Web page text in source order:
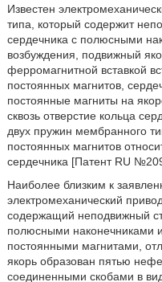
Известен
типа, который содержит
сердечника с полюсными
возбуждения, подвижный
ферромагнитной вставкой
постоянных магнитов,
постоянные магниты на
сквозь отверстие кольца
двух пружин мембранного
постоянных магнитов
сердечника [Патент RU
Наиболее близким к
электромеханический
содержащий неподвижный
полюсными наконечниками
постоянными магнитами,
якорь образован пятью
соединенными скобами в